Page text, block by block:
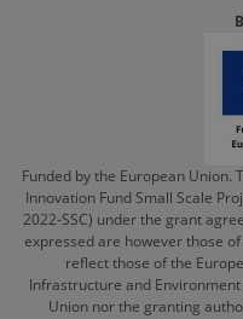
Funded by the European
Innovation Fund Small Scale
2022-SSC) under the grant
expressed are however those
reflect those of the
Infrastructure and
Union nor the granting